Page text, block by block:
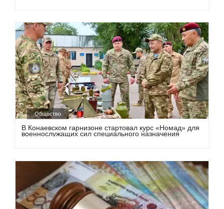
Общество
В Конаевском гарнизоне стартовал курс «Номад» для
военнослужащих сил специального назначения